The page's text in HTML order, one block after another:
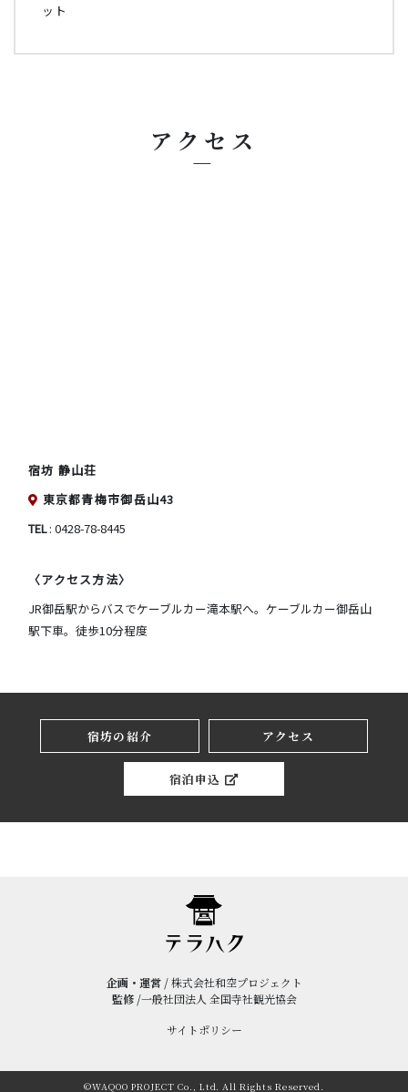
ット
アクセス
宿坊 静山荘
東京都青梅市御岳山43
TEL: 0428-78-8445
〈アクセス方法〉
JR御岳駅からバスでケーブルカー滝本駅へ。ケーブルカー御岳山
駅下車。徒歩10分程度
宿坊の紹介 アクセス
宿泊申込
企画・運営 /株式会社和空プロジェクト
監修 /一般社団法人 全国寺社観光協会
サイトポリシー
©WAQOO PROJECT Co., Ltd. All Rights Reserved.